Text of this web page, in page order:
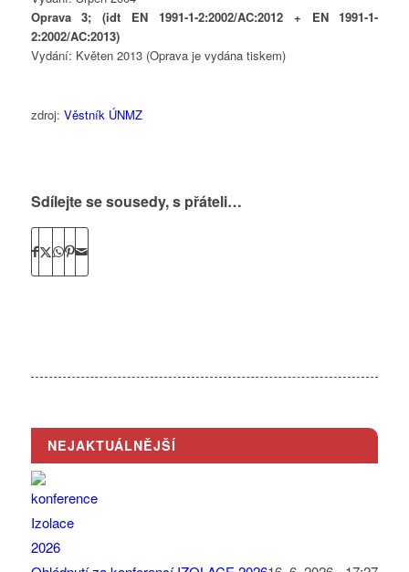
Oprava 3; (idt EN 1991-1-2:2002/AC:2012 + EN 1991-1-
2:2002/AC:2013)
Vydání: Květen 2013 (Oprava je vydána tiskem)
zdroj: Věstník ÚNMZ
Sdílejte se sousedy, s přáteli…
NEJAKTUÁLNĚJŠÍ